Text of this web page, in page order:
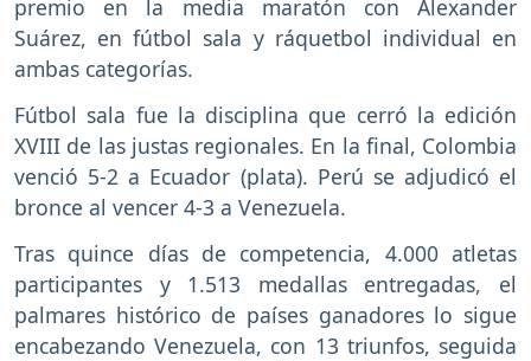
premio en la media maratón con Alexander
Suárez, en fútbol sala y ráquetbol individual en
ambas categorías.
Fútbol sala fue la disciplina que cerró la edición
XVIII de las justas regionales. En la final, Colombia
venció 5-2 a Ecuador (plata). Perú se adjudicó el
bronce al vencer 4-3 a Venezuela.
Tras quince días de competencia, 4.000 atletas
participantes y 1.513 medallas entregadas, el
palmares histórico de países ganadores lo sigue
encabezando Venezuela, con 13 triunfos, seguida